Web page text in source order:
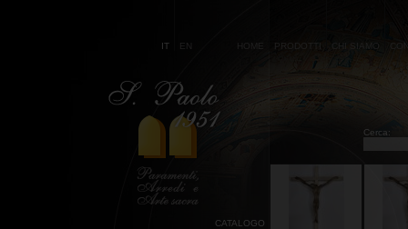
IT EN HOME PRODOTTI CHI SIAMO
Cerca:
CATALOGO